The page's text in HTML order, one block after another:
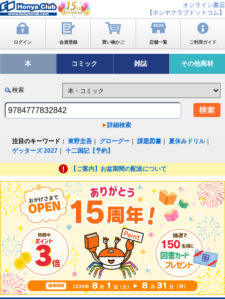
オンライン書店
【ホンヤクラブドットコム】
ログイン 会員登録 買い物かご 店舗一覧 ご利用ガイド
本 コミック 雑誌 その他商材
検索
詳細検索
注目のキーワード： 東野圭吾 グローグー ｜課題図書 ｜夏休みドリル｜
ゲッターズ 2027 ｜十二国記【予約】
【ご案内】お盆期間の配送について